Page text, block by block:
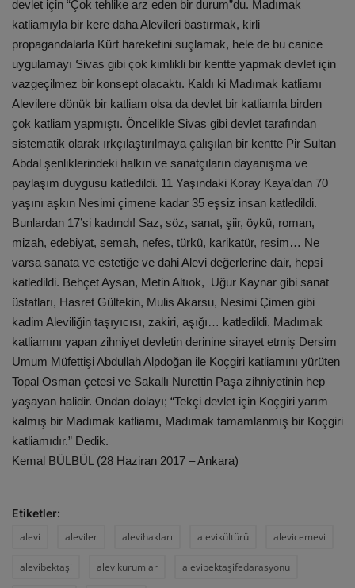
devlet için “Çok tehlike arz eden bir durum”du. Madımak
katliamıyla bir kere daha Alevileri bastırmak, kirli
propagandalarla Kürt hareketini suçlamak, hele de bu canice
uygulamayı Sivas gibi çok kimlikli bir kentte yapmak devlet için
vazgeçilmez bir konsept olacaktı. Kaldı ki Madımak katliamı
Alevilere dönük bir katliam olsa da devlet bir katliamla birden
çok katliam yapmıştı. Öncelikle Sivas gibi devlet tarafından
sistematik olarak ırkçılaştırılmaya çalışılan bir kentte Pir Sultan
Abdal şenliklerindeki halkın ve sanatçıların dayanışma ve
paylaşım duygusu katledildi. 11 Yaşındaki Koray Kaya’dan 70
yaşını aşkın Nesimi çimene kadar 35 eşsiz insan katledildi.
Bunlardan 17’si kadındı! Saz, söz, sanat, şiir, öykü, roman,
mizah, edebiyat, semah, nefes, türkü, karikatür, resim… Ne
varsa sanata ve estetiğe ve dahi Alevi değerlerine dair, hepsi
katledildi. Behçet Aysan, Metin Altıok, Uğur Kaynar gibi sanat
üstatları, Hasret Gültekin, Mulis Akarsu, Nesimi Çimen gibi
kadim Aleviliğin taşıyıcısı, zakiri, aşığı… katledildi. Madımak
katliamını yapan zihniyet devletin derinine sirayet etmiş Dersim
Umum Müfettişi Abdullah Alpdoğan ile Koçgiri katliamını yürüten
Topal Osman çetesi ve Sakallı Nurettin Paşa zihniyetinin hep
yaşayan halidir. Ondan dolayı; “Tekçi devlet için Koçgiri yarım
kalmış bir Madımak katliamı, Madımak tamamlanmış bir Koçgiri
katliamıdır.” Dedik.
Kemal BÜLBÜL (28 Haziran 2017 – Ankara)
Etiketler:
alevi
aleviler alevihakları alevikültürü alevicemevi
alevibektaşi alevikurumlar alevibektaşifedarasyonu